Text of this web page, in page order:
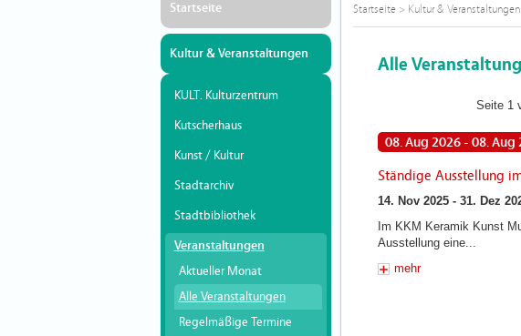
Startseite
Kultur & Veranstaltungen
KULT. Kulturzentrum
Kutscherhaus
Kunst / Kultur
Stadtarchiv
Stadtbibliothek
Veranstaltungen
Aktueller Monat
Alle Veranstaltungen
Regelmäßige Termine
Startseite> Kultur & Veranstaltungen
Alle
Seite 1
08. Aug 2026 - 08. Aug
Ständige Ausstellung
14. Nov 2025 - 31. Dez
Im KKM Keramik Kunst
Ausstellung eine...
mehr